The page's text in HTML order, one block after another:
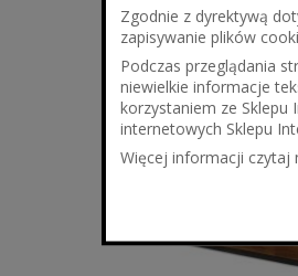
Zgodnie z dyrektywą
zapisywanie plików
Podczas przeglądania
niewielkie informacje
korzystaniem ze Sklepu
internetowych Sklepu
Więcej informacji czytaj